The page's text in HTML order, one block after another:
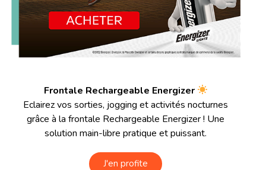
Frontale Rechargeable Energizer
Eclairez vos sorties, jogging et activités nocturnes
grâce à la frontale Rechargeable Energizer ! Une
solution main-libre pratique et puissant.
J'en profite